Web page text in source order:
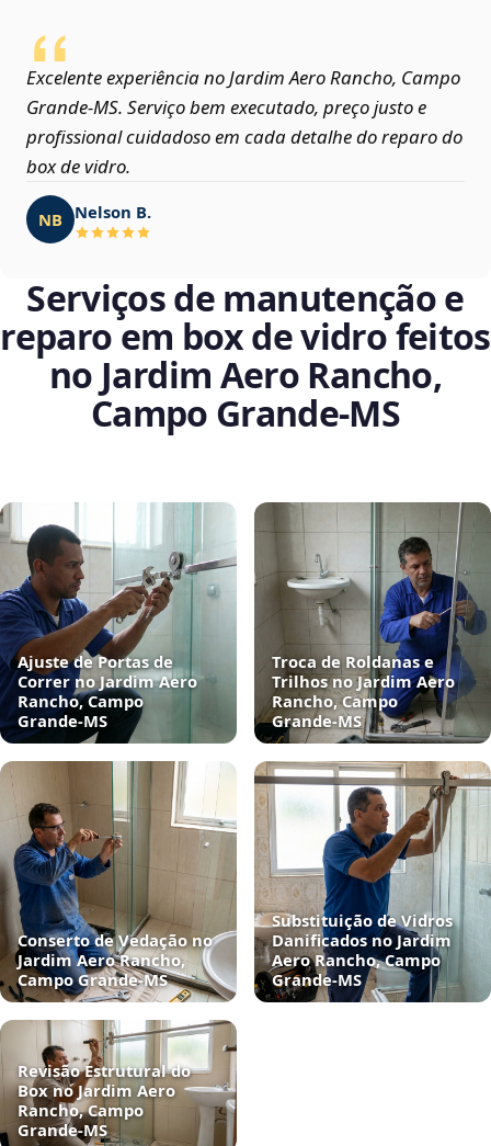
Excelente experiência no Jardim Aero Rancho, Campo
Grande‑MS. Serviço bem executado, preço justo e
profissional cuidadoso em cada detalhe do reparo do
box de vidro.
NB Nelson B.
Serviços de manutenção e
reparo em box de vidro feitos
no Jardim Aero Rancho,
Campo Grande‑MS
Ajuste de Portas de
Correr no Jardim Aero
Rancho, Campo
Grande‑MS
Troca de Roldanas e
Trilhos no Jardim Aero
Rancho, Campo
Grande‑MS
Conserto de Vedação no
Jardim Aero Rancho,
Campo Grande‑MS
Substituição de Vidros
Danificados no Jardim
Aero Rancho, Campo
Grande‑MS
Revisão Estrutural do
Box no Jardim Aero
Rancho, Campo
Grande‑MS